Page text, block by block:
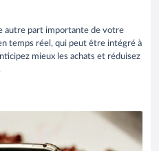
autre part importante de votre
temps réel, qui peut être intégré à
mieux les achats et réduisez